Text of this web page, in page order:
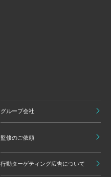
グループ会社
監修のご依頼
行動ターゲティング広告について